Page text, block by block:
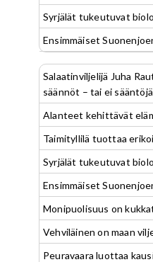
Syrjälät tukeutuvat
Ensimmäiset
Salaatinviljelijä Juha
säännöt – tai ei
Alanteet kehittävät
Taimityllilä tuottaa
Syrjälät tukeutuvat
Ensimmäiset
Monipuolisuus on
Vehviläinen on maan
Peuravaara luottaa